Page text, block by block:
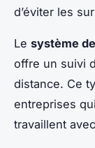
d’éviter les
Le système
offre un suivi
distance. Ce
entreprises
travaillent